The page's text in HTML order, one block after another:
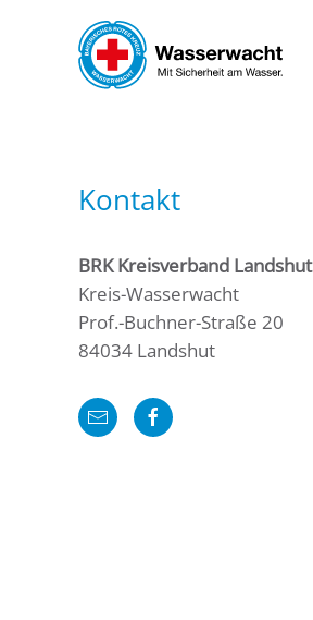
Skip to main content
Kontakt
BRK Kreisverband Landshut
Kreis-Wasserwacht
Prof.-Buchner-Straße 20
84034 Landshut